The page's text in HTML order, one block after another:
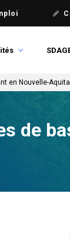
en Nouvelle-
de